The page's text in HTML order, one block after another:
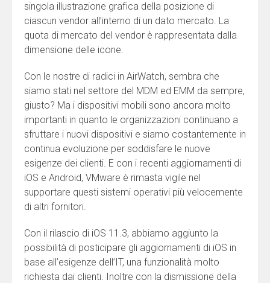
singola illustrazione grafica della posizione di
ciascun vendor all’interno di un dato mercato. La
quota di mercato del vendor è rappresentata dalla
dimensione delle icone.
Con le nostre di radici in AirWatch, sembra che
siamo stati nel settore del MDM ed EMM da sempre,
giusto? Ma i dispositivi mobili sono ancora molto
importanti in quanto le organizzazioni continuano a
sfruttare i nuovi dispositivi e siamo costantemente in
continua evoluzione per soddisfare le nuove
esigenze dei clienti. E con i recenti aggiornamenti di
iOS e Android, VMware è rimasta vigile nel
supportare questi sistemi operativi più velocemente
di altri fornitori.
Con il rilascio di iOS 11.3, abbiamo aggiunto la
possibilità di posticipare gli aggiornamenti di iOS in
base all’esigenze dell’IT, una funzionalità molto
richiesta dai clienti. Inoltre con la dismissione della